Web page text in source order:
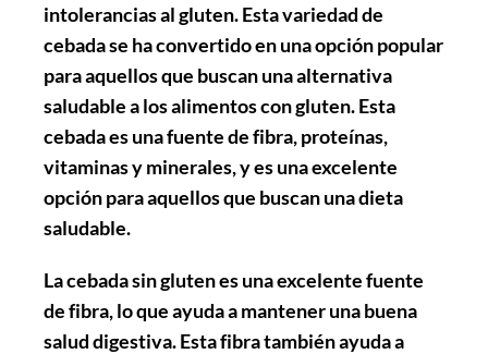
intolerancias al gluten. Esta variedad de
cebada se ha convertido en una opción popular
para aquellos que buscan una alternativa
saludable a los alimentos con gluten. Esta
cebada es una fuente de fibra, proteínas,
vitaminas y minerales, y es una excelente
opción para aquellos que buscan una dieta
saludable.
La cebada sin gluten es una excelente fuente
de fibra, lo que ayuda a mantener una buena
salud digestiva. Esta fibra también ayuda a